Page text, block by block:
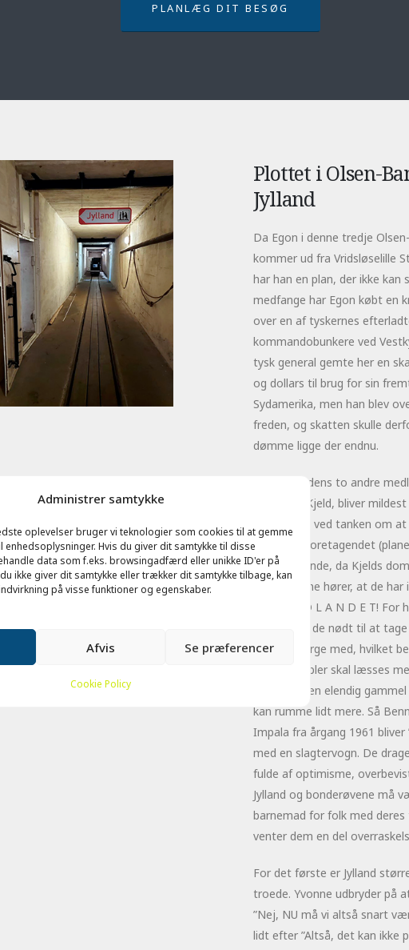
Administrer samtykke
oplevelser bruger vi teknologier som cookies til at gemme
Hvis du giver dit samtykke til disse
data som f.eks. browsingadfærd eller unikke ID'er på
ikke giver dit samtykke eller trækker dit samtykke tilbage, kan
på visse funktioner og egenskaber.
Afvis Se præferencer
Cookie Policy
PLANLÆG DIT BESØG
Plottet i Olsen-
Jylland
Da Egon i denne tredje
kommer ud fra Vridsløselille
har han en plan, der ikke kan
medfange har Egon købt en
over en af tyskernes
kommandobunkere ved
tysk general gemte her en
og dollars til brug for sin
Sydamerika, men han blev
freden, og skatten skulle
dømme ligge der endnu.
Olsen-Bandens to andre
Benny og Kjeld, bliver
bekymrede ved tanken om
Jylland og foretagendet
ved at strande, da Kjelds
kone Yvonne hører, at de har
tage til U D L A N D E T! For
skyld bliver de nødt til at
sønnen Børge med, hvilket
masse møbler skal læsses
må skaffe en elendig
kan rumme lidt mere. Så
Impala fra årgang 1961 bliver
med en slagtervogn. De
fulde af optimisme,
Jylland og bonderøvene må
barnemad for folk med deres
venter dem en del
For det første er Jylland
troede. Yvonne udbryder på
”Nej, NU må vi altså snart
lidt efter ”Altså, det kan ikke